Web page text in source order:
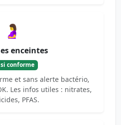
🤰
enceintes
conforme
et sans alerte bactério,
Les infos utiles : nitrates,
PFAS.